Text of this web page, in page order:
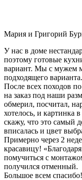
Мария и Григорий
У нас в доме
поэтому готовые
вариант. Мы с мужем
подходящего варианта.
После всех походов
на заказ под наши
обмерил, посчитал,
хотелось, и картинка
скажу, что это самый
вписалась и цвет
Примерно через 2
красавицу!
помучиться с
получился отменный.
Большое всем